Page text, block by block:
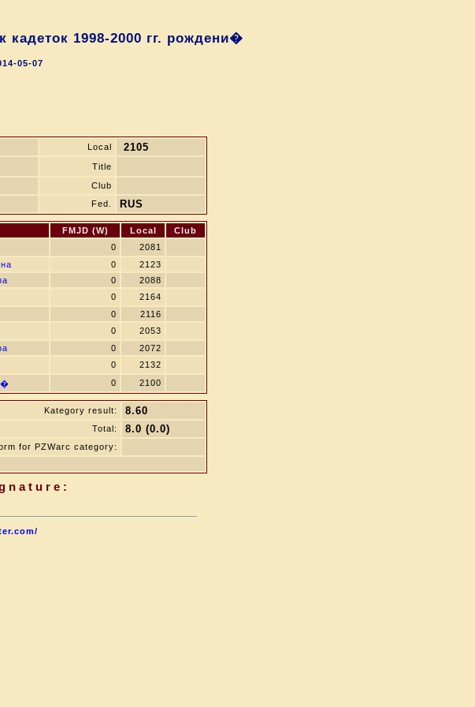
1998-2000 гг. рождени�
05-07
Local 2105
Title
Club
Fed. RUS
FMJD (W) Local
Club
0
2081
0
2123
0
2088
0
2164
0
2116
0
2053
0
2072
0
2132
0 2100
Kategory result: 8.60
Total: 8.0 (0.0)
for PZWarc category: